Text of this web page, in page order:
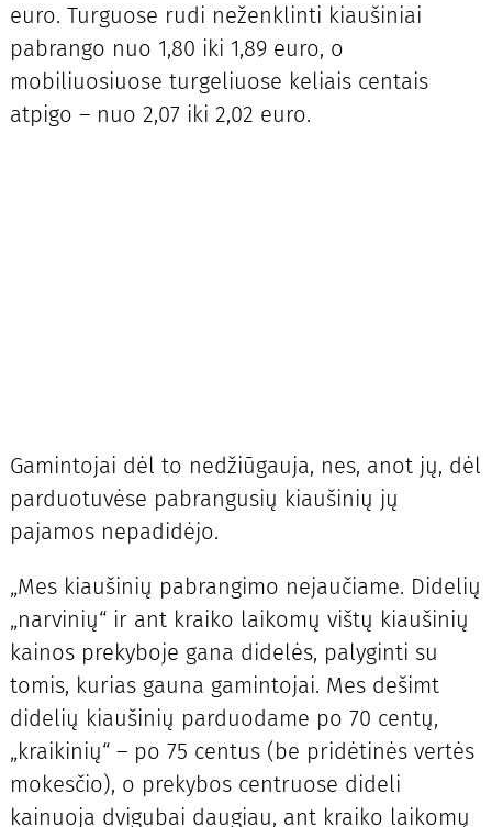
euro. Turguose rudi neženklinti kiaušiniai
pabrango nuo 1,80 iki 1,89 euro, o
mobiliuosiuose turgeliuose keliais centais
atpigo – nuo 2,07 iki 2,02 euro.
Gamintojai dėl to nedžiūgauja, nes, anot jų, dėl
parduotuvėse pabrangusių kiaušinių jų
pajamos nepadidėjo.
„Mes kiaušinių pabrangimo nejaučiame. Didelių
„narvinių“ ir ant kraiko laikomų vištų kiaušinių
kainos prekyboje gana didelės, palyginti su
tomis, kurias gauna gamintojai. Mes dešimt
didelių kiaušinių parduodame po 70 centų,
„kraikinių“ – po 75 centus (be pridėtinės vertės
mokesčio), o prekybos centruose dideli
kainuoja dvigubai daugiau, ant kraiko laikomų